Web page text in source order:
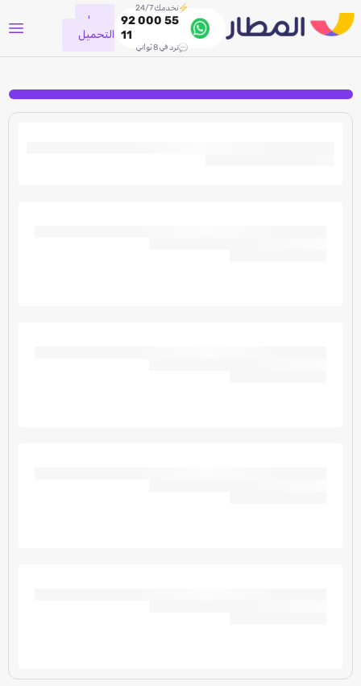
نخدمك 24/7
92 000 55
11
نرد في 8 ثواني
جاري
التحميل